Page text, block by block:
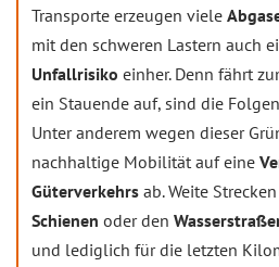
Transporte erzeugen viele
mit den schweren Lastern auch
Unfallrisiko einher. Denn fährt
ein Stauende auf, sind die
Unter anderem wegen dieser
nachhaltige Mobilität auf eine
Güterverkehrs ab. Weite
Schienen oder den
und lediglich für die letzten